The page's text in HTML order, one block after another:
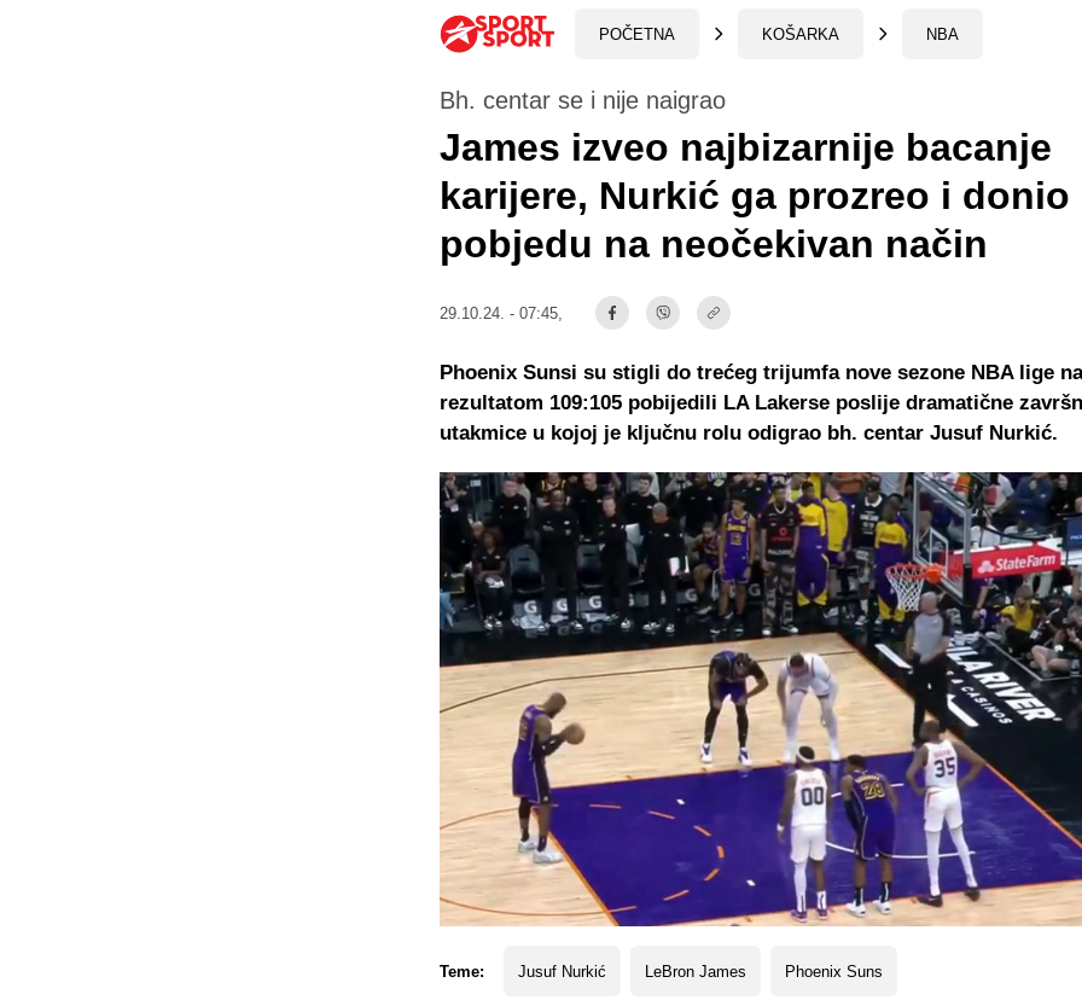
POČETNA KOŠARKA NBA
Bh. centar se i nije naigrao
James izveo najbizarnije bacanje
karijere, Nurkić ga prozreo i donio
pobjedu na neočekivan način
29.10.24. - 07:45,
Teme: Jusuf Nurkić LeBron James Phoenix Suns
Phoenix Sunsi su stigli do trećeg trijumfa nove sezone NBA lige
rezultatom 109:105 pobijedili LA Lakerse poslije dramatične
utakmice u kojoj je ključnu rolu odigrao bh. centar Jusuf Nurkić.